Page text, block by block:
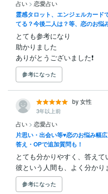
占い > 恋愛占い
霊感タロット、エンジェルカード
てる？今後二人は？等、恋のお悩
とても参考になり
助かりました
ありがとうございました❗️
参考になった
by 女性
3年以上前
占い > 恋愛占い
片思い・出会い等♥恋のお悩み幅
答え・OPで追加質問も！
とても分かりやすく、答えて
彼という人間も、よく分かり
参考になった